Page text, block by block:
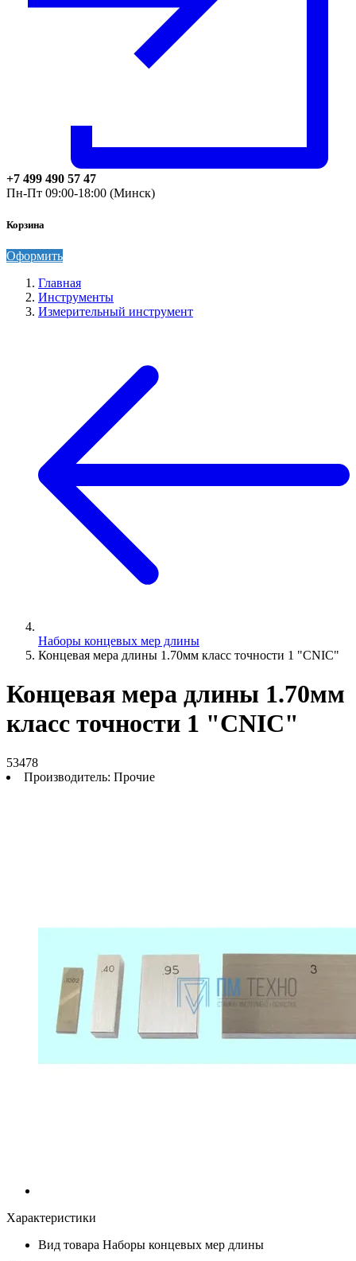
+7 499 490 57 47
Пн-Пт 09:00-18:00 (Минск)
Корзина
Оформить
Главная
Инструменты
Измерительный инструмент
Наборы концевых мер длины
Концевая мера длины 1.70мм класс точности 1 "CNIC"
Концевая мера длины 1.70мм
класс точности 1 "CNIC"
53478
Производитель: Прочие
Характеристики
Вид товара Наборы концевых мер длины